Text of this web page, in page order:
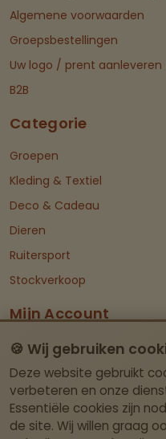
Algemene voorwaarden
Groepsbestellingen
Uw logo / prent aanleveren
B2B
Categorie
Groepen
Kleding & Textiel
Deco & Cadeau
Dieren
Ruitersport
Stockverkoop
Mijn Account
Dashboard
Contact Info
Itegemseweg 81, BE-
op-den-Berg)
🍪 Wij gebruiken
Deze website gebruikt
verbeteren en onze
Essentiële cookies zijn
de site. Wij willen graag